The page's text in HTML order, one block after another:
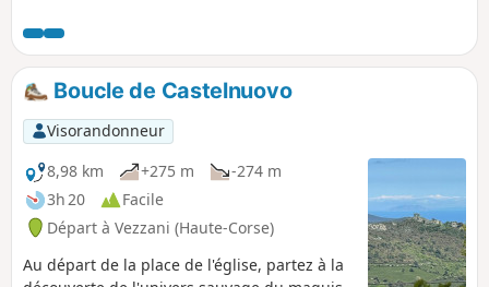
parfois des champs de neige étincelants. Face à nous, le
point culminant du Monte Rotondo, deuxième plus haut
sommet de l'île à 2622m. Ferdinant Gregorovius en 1852
disait que l'horizon que l'on domine du Rotondo, est de loin
plus grandiose que celui du Mont Blanc.
Boucle de Castelnuovo
Visorandonneur
8,98 km
+275 m
-274 m
3h 20
Facile
Départ à Vezzani (Haute-Corse)
Au départ de la place de l'église, partez à la